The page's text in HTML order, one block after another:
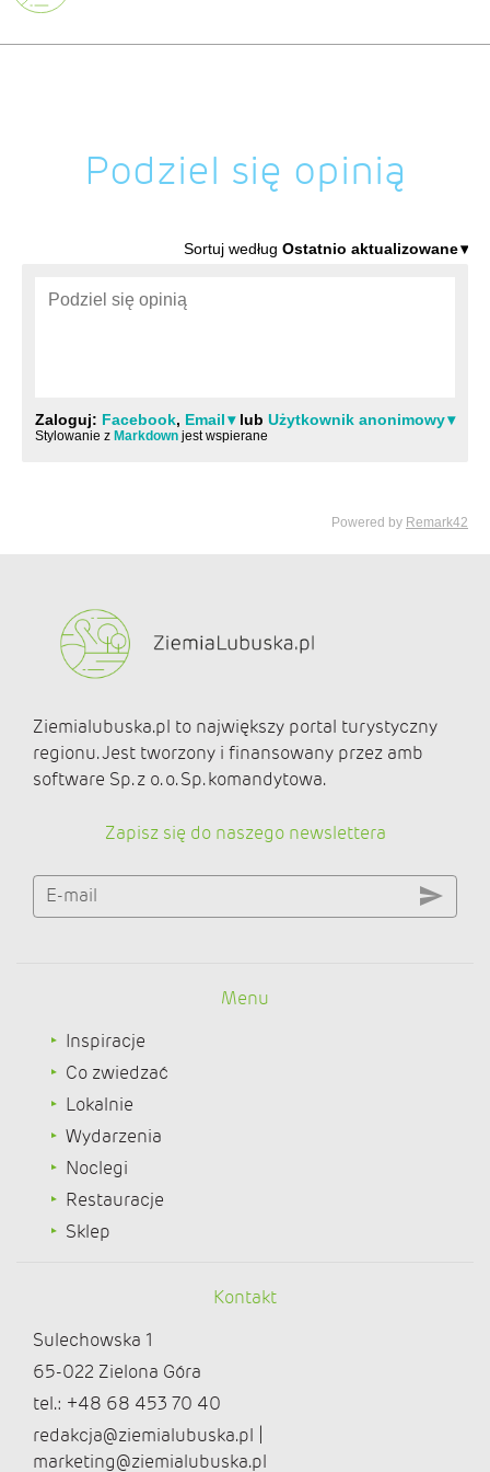
Podziel się opinią
Ziemialubuska.pl to największy portal turystyczny
regionu. Jest tworzony i finansowany przez amb
software Sp. z o. o. Sp. komandytowa.
Zapisz się do naszego newslettera
E-mail
Menu
Inspiracje
Co zwiedzać
Lokalnie
Wydarzenia
Noclegi
Restauracje
Sklep
Kontakt
Sulechowska 1
65-022 Zielona Góra
tel.: +48 68 453 70 40
redakcja@ziemialubuska.pl |
marketing@ziemialubuska.pl